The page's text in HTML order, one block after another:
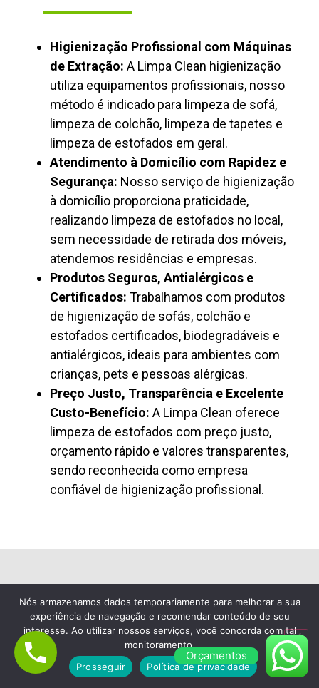
Higienização Profissional com Máquinas
de Extração: A Limpa Clean higienização
utiliza equipamentos profissionais, nosso
método é indicado para limpeza de sofá,
limpeza de colchão, limpeza de tapetes e
limpeza de estofados em geral.
Atendimento à Domicílio com Rapidez e
Segurança: Nosso serviço de higienização
à domicílio proporciona praticidade,
realizando limpeza de estofados no local,
sem necessidade de retirada dos móveis,
atendemos residências e empresas.
Produtos Seguros, Antialérgicos e
Certificados: Trabalhamos com produtos
de higienização de sofás, colchão e
estofados certificados, biodegradáveis e
antialérgicos, ideais para ambientes com
crianças, pets e pessoas alérgicas.
Preço Justo, Transparência e Excelente
Custo-Benefício: A Limpa Clean oferece
limpeza de estofados com preço justo,
orçamento rápido e valores transparentes,
sendo reconhecida como empresa
confiável de higienização profissional.
Lavagem de Colchão à Seco em Raposo
Tavares
Empresa de Limpeza de Sofá
em Raposo Tavares, Escolha a
Orçamentos
Nós armazenamos dados temporariamente para melhorar a sua
experiência de navegação e recomendar conteúdo de seu
interesse. Ao utilizar nossos serviços, você concorda com tal
monitoramento.
Prosseguir
Política de privacidade